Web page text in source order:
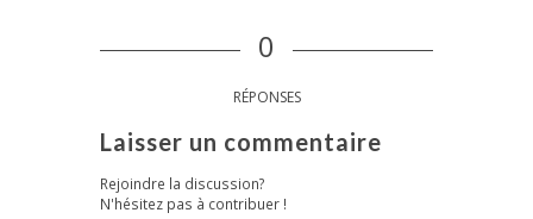
0
RÉPONSES
Laisser un commentaire
Rejoindre la discussion?
N'hésitez pas à contribuer !